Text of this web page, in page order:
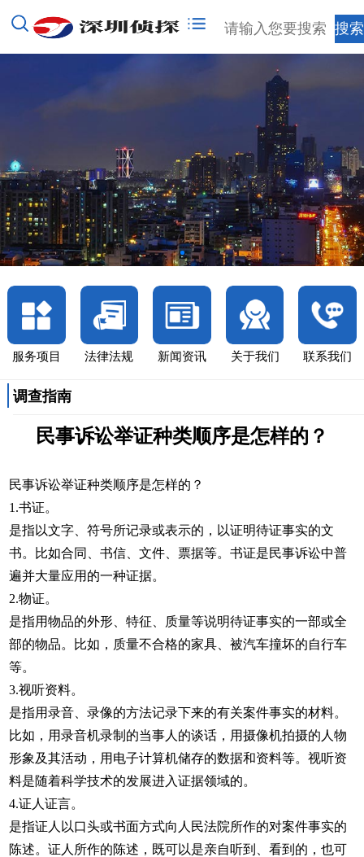
服务项目 法律法规 新闻资讯 关于我们 联系我们
调查指南
民事诉讼举证种类顺序是怎样的？
民事诉讼举证种类顺序是怎样的？
1.书证。
是指以文字、符号所记录或表示的，以证明待证事实的文
书。比如合同、书信、文件、票据等。书证是民事诉讼中普
遍并大量应用的一种证据。
2.物证。
是指用物品的外形、特征、质量等说明待证事实的一部或全
部的物品。比如，质量不合格的家具、被汽车撞坏的自行车
等。
3.视听资料。
是指用录音、录像的方法记录下来的有关案件事实的材料。
比如，用录音机录制的当事人的谈话，用摄像机拍摄的人物
形象及其活动，用电子计算机储存的数据和资料等。视听资
料是随着科学技术的发展进入证据领域的。
4.证人证言。
是指证人以口头或书面方式向人民法院所作的对案件事实的
陈述。证人所作的陈述，既可以是亲自听到、看到的，也可